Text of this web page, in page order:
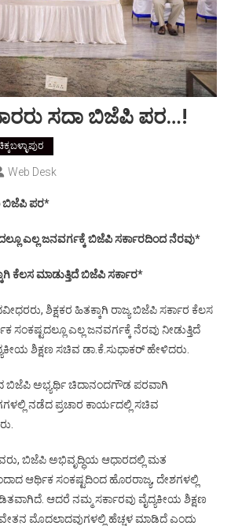
ಸದಾ ಬಿಜೆಪಿ ಪರ…!
Web Desk
ಬಿಜೆಪಿ ಪರ*
ಎಲ್ಲ ಜನವರ್ಗಕ್ಕೆ ಬಿಜೆಪಿ ಸರ್ಕಾರದಿಂದ ನೆರವು*
ಕೆಲಸ ಮಾಡುತ್ತಿದೆ ಬಿಜೆಪಿ ಸರ್ಕಾರ*
ಶಿಕ್ಷಕರ ಹಿತಕ್ಕಾಗಿ ರಾಜ್ಯ ಬಿಜೆಪಿ ಸರ್ಕಾರ ಕೆಲಸ
ಸಂಕಷ್ಟದಲ್ಲೂ ಎಲ್ಲ ಜನವರ್ಗಕ್ಕೆ ನೆರವು ನೀಡುತ್ತಿದೆ
ಶಿಕ್ಷಣ ಸಚಿವ ಡಾ.ಕೆ.ಸುಧಾಕರ್ ಹೇಳಿದರು.
ಬಿಜೆಪಿ ಅಭ್ಯರ್ಥಿ ಚಿದಾನಂದಗೌಡ ಪರವಾಗಿ
ನಡೆದ ಪ್ರಚಾರ ಕಾರ್ಯದಲ್ಲಿ ಸಚಿವ
ಬಿಜೆಪಿ ಅಭಿವೃದ್ಧಿಯ ಆಧಾರದಲ್ಲಿ ಮತ
ಆರ್ಥಿಕ ಸಂಕಷ್ಟದಿಂದ ಹೊರರಾಜ್ಯ, ದೇಶಗಳಲ್ಲಿ
ಆದರೆ ನಮ್ಮ ಸರ್ಕಾರವು ವೈದ್ಯಕೀಯ ಶಿಕ್ಷಣ
ಮೊದಲಾದವುಗಳಲ್ಲಿ ಹೆಚ್ಚಳ ಮಾಡಿದೆ ಎಂದು